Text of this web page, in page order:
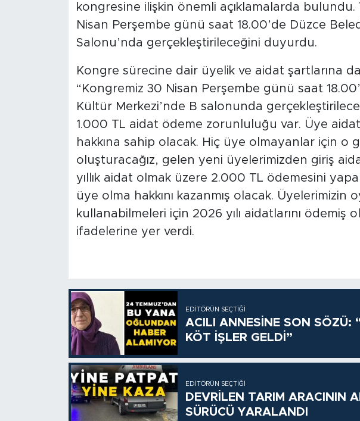
kongresine ilişkin önemli açıklamalarda
Nisan Perşembe günü saat 18.00’de Düzce
Salonu’nda gerçekleştirileceğini duyurdu.
Kongre sürecine dair üyelik ve aidat şartlarına
“Kongremiz 30 Nisan Perşembe günü saat
Kültür Merkezi’nde B salonunda
1.000 TL aidat ödeme zorunluluğu var. Üye
hakkına sahip olacak. Hiç üye olmayanlar için o
oluşturacağız, gelen yeni üyelerimizden giriş
yıllık aidat olmak üzere 2.000 TL ödemesini
üye olma hakkını kazanmış olacak. Üyelerimizin
kullanabilmeleri için 2026 yılı aidatlarını ödemiş
ifadelerine yer verdi.
EDITÖRÜN SEÇTIĞI
ACILI ANNESİNE SON SÖZÜ:
KÖT İŞLER GELDİ”
EDITÖRÜN SEÇTIĞI
DEVRİLEN TARIM ARACININ
SÜRÜCÜ YARALANDI